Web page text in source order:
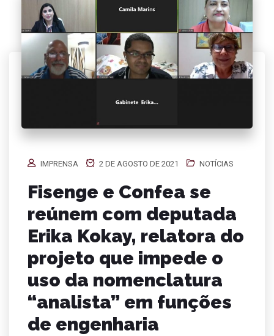
IMPRENSA 2 DE AGOSTO DE 2021 NOTÍCIAS
Fisenge e Confea se
reúnem com deputada
Erika Kokay, relatora do
projeto que impede o
uso da nomenclatura
“analista” em funções
de engenharia